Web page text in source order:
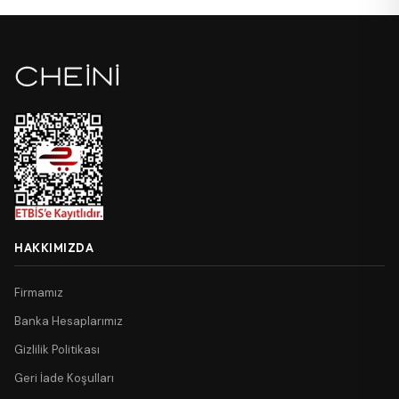
HAKKIMIZDA
Firmamız
Banka Hesaplarımız
Gizlilik Politikası
Geri İade Koşulları